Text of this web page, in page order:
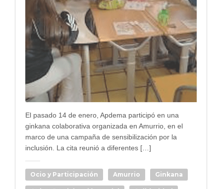
El pasado 14 de enero, Apdema participó en una
ginkana colaborativa organizada en Amurrio, en el
marco de una campaña de sensibilización por la
inclusión. La cita reunió a diferentes […]
Ocio y Participación Amurrio Ginkana